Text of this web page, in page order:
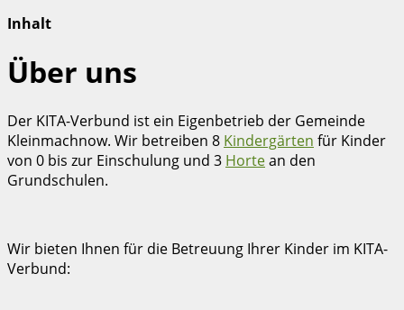
Inhalt
Über uns
Der KITA-Verbund ist ein Eigenbetrieb der Gemeinde
Kleinmachnow. Wir betreiben 8 Kindergärten für Kinder
von 0 bis zur Einschulung und 3 Hortean den
Grundschulen.
Wir bieten Ihnen für die Betreuung Ihrer Kinder im KITA-
Verbund: